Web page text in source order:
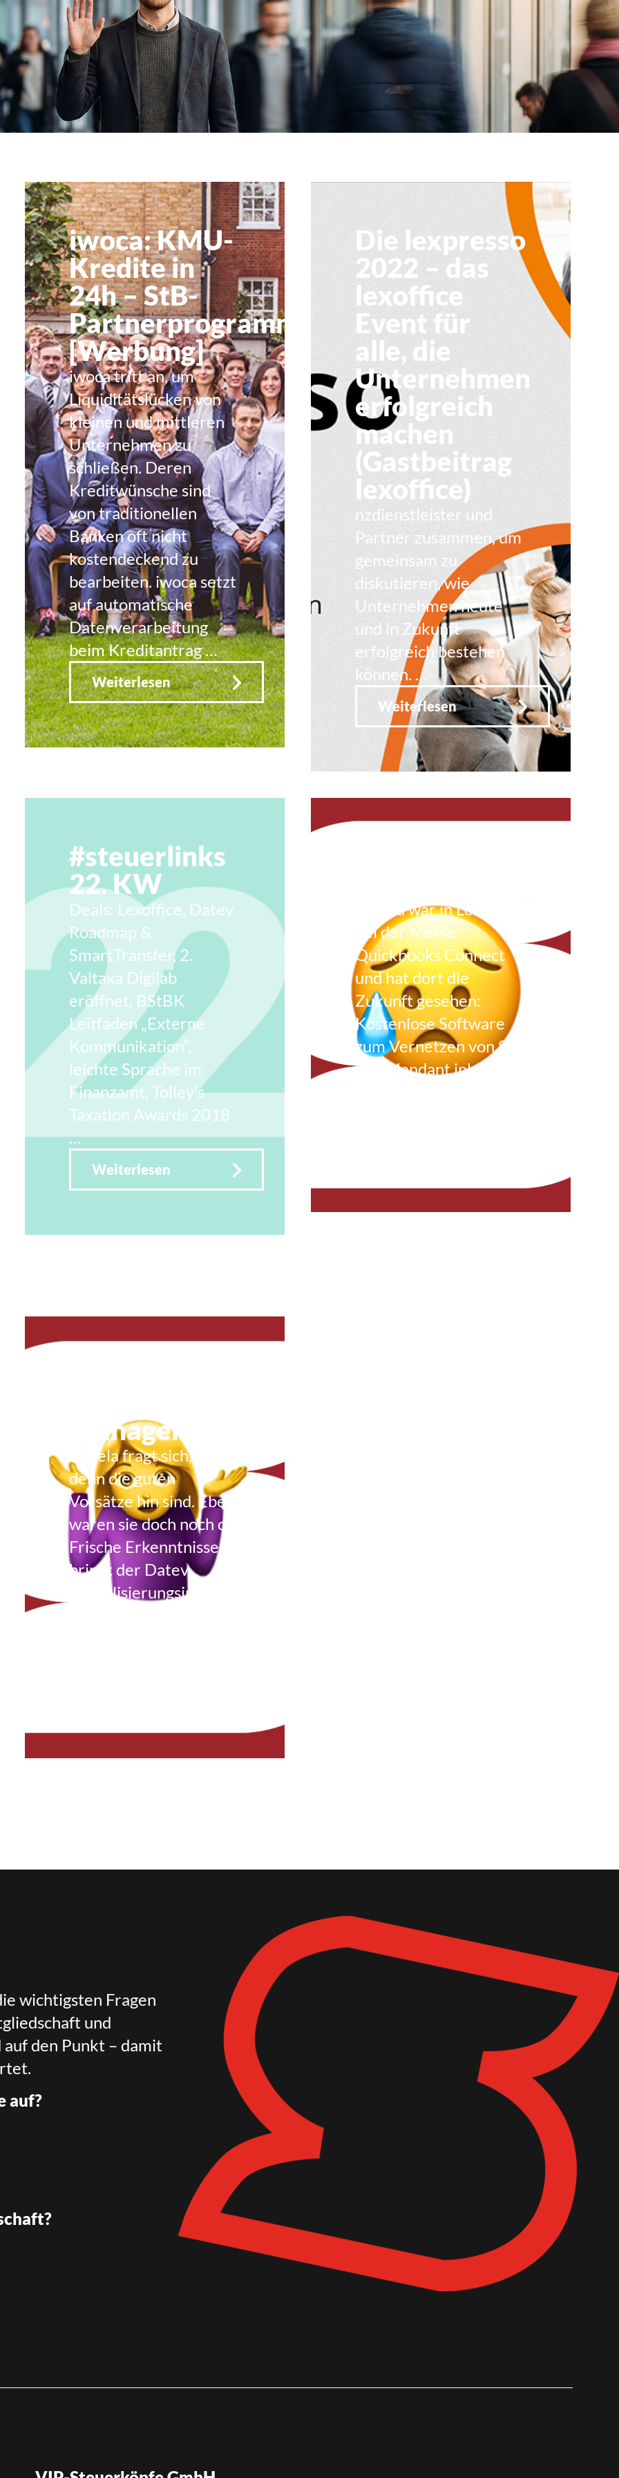
iwoca
iwoca: KMU-
Kredite in
24h – StB-
Partnerprogramm
[Werbung]
iwoca tritt an, um
Liquiditätslücken von
kleinen und mittleren
Unternehmen zu
schließen. Deren
Kreditwünsche sind
von traditionellen
Banken oft nicht
kostendeckend zu
bearbeiten. iwoca setzt
auf automatische
Datenverarbeitung
beim Kreditantrag …
Weiterlesen
Die lexpresso
2022 – das
lexoffice
Event für
alle, die
Unternehmen
erfolgreich
machen
(Gastbeitrag
lexoffice)
nzdienstleister und
Partner zusammen, um
gemeinsam zu
diskutieren, wie
Unternehmen heute
und in Zukunft
erfolgreich bestehen
können. …
Weiterlesen
#steuerlinks
22. KW
Deals: Lexoffice, Datev
Roadmap &
SmartTransfer, 2.
Valtaxa Digilab
eröffnet, BStBK
Leitfaden „Externe
Kommunikation“,
leichte Sprache im
Finanzamt, Tolley’s
Taxation Awards 2018
…
Weiterlesen
Angela war in London
bei der Messe
Quickbooks Connect
und hat dort die
Zukunft gesehen:
Kostenlose Software
zum Vernetzen von StB
und Mandant inklusive
Management
Angela fragt sich, wo
denn die guten
Vorsätze hin sind. Eben
waren sie doch noch da.
Frische Erkenntnisse
bringt der Datev
Digitalisierungsindex.
wichtigsten Fragen
und
den Punkt – damit
auf?